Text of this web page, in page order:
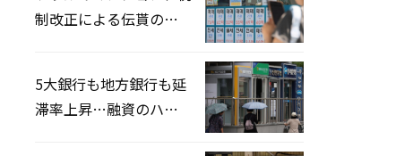
制改正による伝貰の月
5大銀行も地方銀行も延
滞率上昇…融資のハー